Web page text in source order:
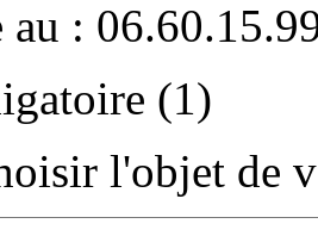
au :
(1)
l'objet de